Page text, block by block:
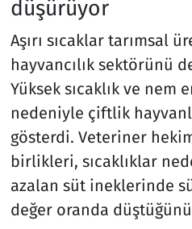
düşürüyor
Aşırı sıcaklar tarımsal
hayvancılık sektörünü
Yüksek sıcaklık ve nem
nedeniyle çiftlik
gösterdi. Veteriner
birlikleri, sıcaklıklar
azalan süt ineklerinde
değer oranda